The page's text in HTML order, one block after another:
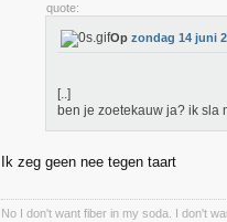
quote:
Op zondag 14 juni
[..]
ben je zoetekauw ja? ik sla
Ik zeg geen nee tegen taart
No I don't want fiber in my soda. I don't